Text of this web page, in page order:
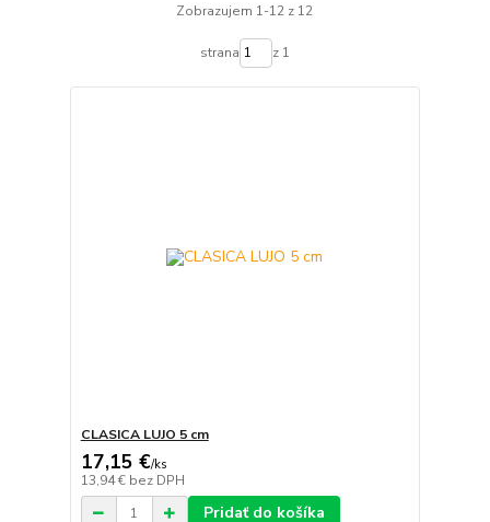
Zobrazujem 1-12 z 12
strana z 1
CLASICA LUJO 5 cm
17,15 €/ks
13,94 € bez DPH
Pridať do košíka